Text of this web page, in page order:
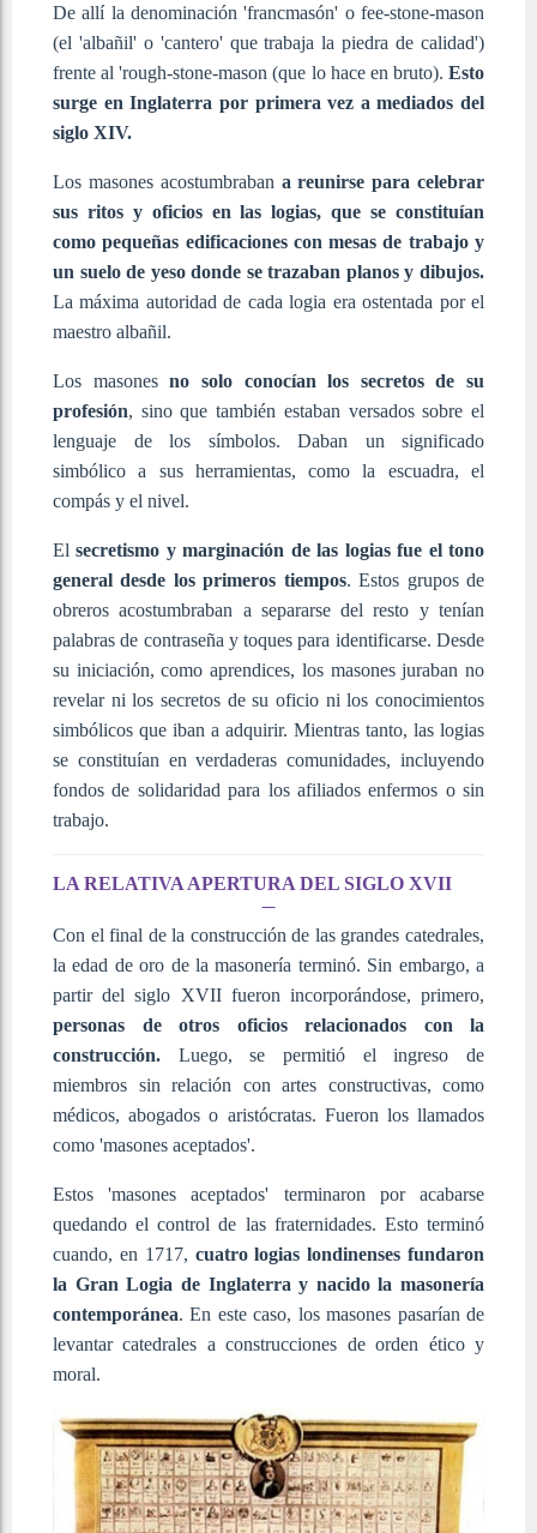
De allí la denominación 'francmasón' o fee-stone-mason
(el 'albañil' o 'cantero' que trabaja la piedra de calidad')
frente al 'rough-stone-mason (que lo hace en bruto). Esto
surge en Inglaterra por primera vez a mediados del
siglo XIV.
Los masones acostumbraban a reunirse para celebrar
sus ritos y oficios en las logias, que se constituían
como pequeñas edificaciones con mesas de trabajo y
un suelo de yeso donde se trazaban planos y dibujos.
La máxima autoridad de cada logia era ostentada por el
maestro albañil.
Los masonesno solo conocían los secretos de su
profesión, sino que también estaban versados sobre el
lenguaje de los símbolos. Daban un significado
simbólico a sus herramientas, como la escuadra, el
compás y el nivel.
Elsecretismo y marginación de las logias fue el tono
general desde los primeros tiempos. Estos grupos de
obreros acostumbraban a separarse del resto y tenían
palabras de contraseña y toques para identificarse. Desde
su iniciación, como aprendices, los masones juraban no
revelar ni los secretos de su oficio ni los conocimientos
simbólicos que iban a adquirir. Mientras tanto, las logias
se constituían en verdaderas comunidades, incluyendo
fondos de solidaridad para los afiliados enfermos o sin
trabajo.
LA RELATIVA APERTURA DEL SIGLO XVII
Con el final de la construcción de las grandes catedrales,
la edad de oro de la masonería terminó. Sin embargo, a
partir del siglo XVII fueron incorporándose, primero,
personas de otros oficios relacionados con la
construcción. Luego, se permitió el ingreso de
miembros sin relación con artes constructivas, como
médicos, abogados o aristócratas. Fueron los llamados
como 'masones aceptados'.
Estos 'masones aceptados' terminaron por acabarse
quedando el control de las fraternidades. Esto terminó
cuando, en 1717, cuatro logias londinenses fundaron
la Gran Logia de Inglaterra y nacido la masonería
contemporánea. En este caso, los masones pasarían de
levantar catedrales a construcciones de orden ético y
moral.